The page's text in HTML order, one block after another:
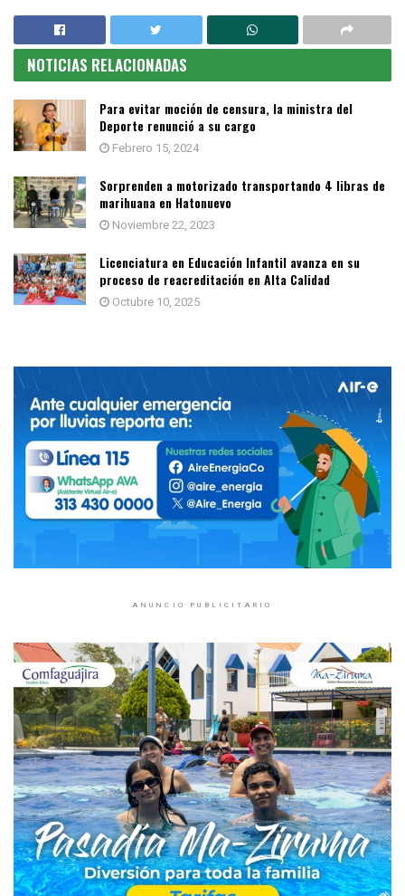
NOTICIAS RELACIONADAS
Para evitar moción de censura, la ministra del
Deporte renunció a su cargo
Febrero 15, 2024
Sorprenden a motorizado transportando 4 libras de
marihuana en Hatonuevo
Noviembre 22, 2023
Licenciatura en Educación Infantil avanza en su
proceso de reacreditación en Alta Calidad
Octubre 10, 2025
ANUNCIO PUBLICITARIO